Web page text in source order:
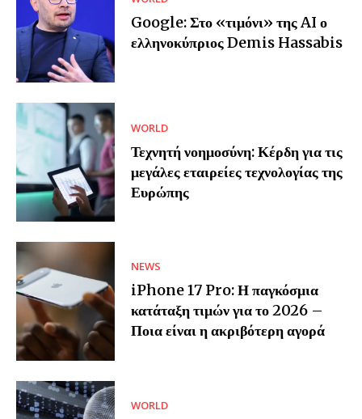
Google: Στο «τιμόνι» της AI ο
ελληνοκύπριος Demis Hassabis
WORLD
Τεχνητή νοημοσύνη: Κέρδη για τις
μεγάλες εταιρείες τεχνολογίας της
Ευρώπης
NEWS
iPhone 17 Pro: Η παγκόσμια
κατάταξη τιμών για το 2026 –
Ποια είναι η ακριβότερη αγορά
WORLD